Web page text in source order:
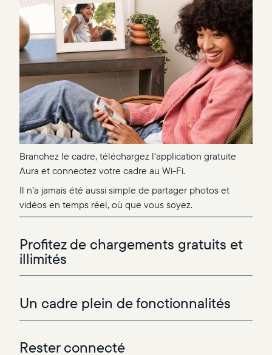
Branchez le cadre, téléchargez l'application gratuite
Aura et connectez votre cadre au Wi-Fi.
Il n’a jamais été aussi simple de partager photos et
vidéos en temps réel, où que vous soyez.
Profitez de chargements gratuits et
illimités
Un cadre plein de fonctionnalités
Rester connecté